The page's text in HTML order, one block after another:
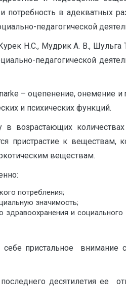
потребность в адекватных
педагогической
Н.С., Мудрик А. В., Шульга
педагогической
– оцепенение, онемение и
и психических функций.
возрастающих количествах
пристрастие к веществам,
веществам.
потребления;
значимость;
здравоохранения и
пристальное внимание
десятилетия ее